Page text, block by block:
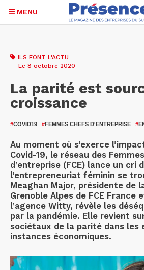
contenu
MENU
ILS FONT L'ACTU
— Le 8 octobre 2020
La parité est
croissance
#COVID19 #FEMMES CHEFS D'ENTREPRISE #
Au moment où s’exerce
Covid-19, le réseau des
d’entreprise (FCE) lance un cri
l’entrepreneuriat féminin se
Meaghan Major, présidente de
Grenoble Alpes de FCE France
l’agence Witty, révèle les
par la pandémie. Elle revient
sociétaux de la parité dans les
instances économiques.